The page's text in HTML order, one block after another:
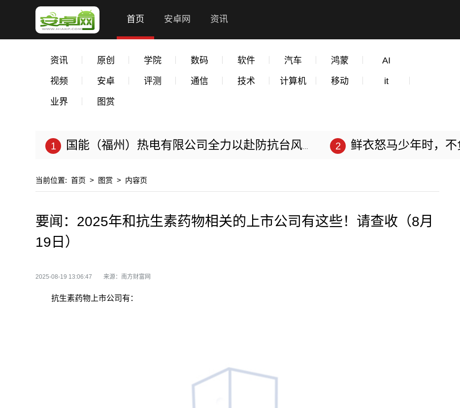
首页 安卓网 资讯
资讯 原创 学院 数码 软件 汽车 鸿蒙 AI
视频 安卓 评测 通信 技术 计算机 移动 it
业界 图赏
国能（福州）热电有限公司全力以赴防抗台风“苏拉” 鲜衣怒马少年时，不负韶华
当前位置: 首页 > 图赏 > 内容页
要闻：2025年和抗生素药物相关的上市公司有这些！请查收（8月
19日）
2025-08-19 13:06:47 来源：南方财富网
抗生素药物上市公司有：